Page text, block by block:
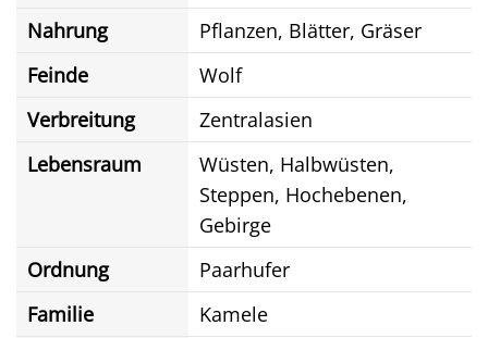
Nahrung
Pflanzen, Blätter, Gräser
Feinde
Wolf
Verbreitung
Zentralasien
Lebensraum
Wüsten, Halbwüsten,
Steppen, Hochebenen,
Gebirge
Ordnung
Paarhufer
Familie
Kamele